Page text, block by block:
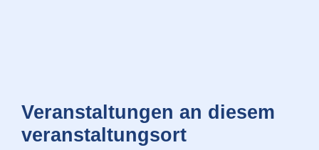
Veranstaltungen an diesem
veranstaltungsort